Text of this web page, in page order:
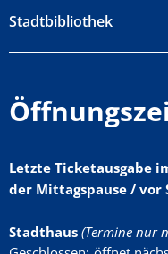
Stadtbibliothek
Letzte Ticketausgabe
der Mittagspause / vor
Stadthaus (Termine nur